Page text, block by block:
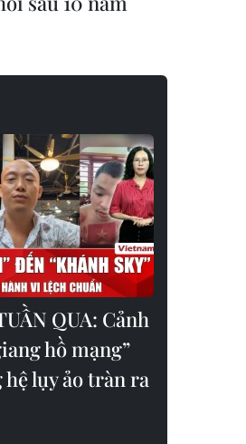
QUA: Cảnh
hồ mạng”
hệ lụy ảo tràn ra